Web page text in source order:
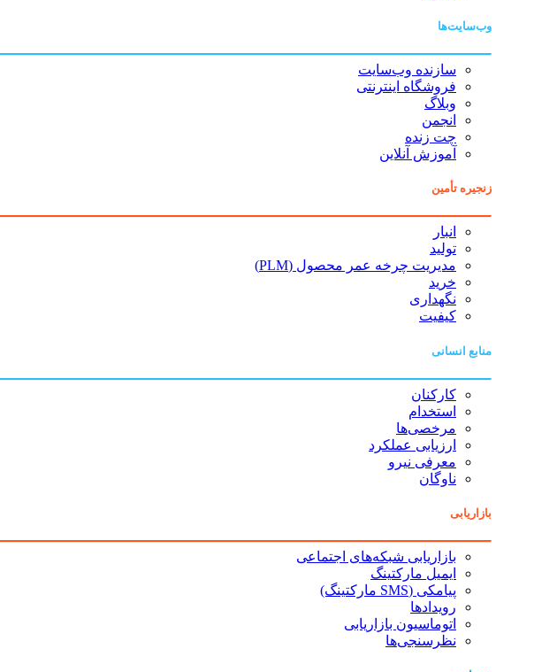
وب‌سایت‌ها
سازنده وب‌سایت
فروشگاه اینترنتی
وبلاگ
انجمن
چت زنده
آموزش آنلاین
زنجیره تأمین
انبار
تولید
مدیریت چرخه عمر محصول (PLM)
خرید
نگهداری
کیفیت
منابع انسانی
کارکنان
استخدام
مرخصی‌ها
ارزیابی عملکرد
معرفی نیرو
ناوگان
بازاریابی
بازاریابی شبکه‌های اجتماعی
ایمیل مارکتینگ
پیامکی (SMS مارکتینگ)
رویدادها
اتوماسیون بازاریابی
نظرسنجی‌ها